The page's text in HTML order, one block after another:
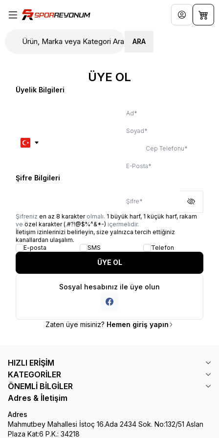
ARA
Hesabım
ÜYE OL
Üyelik Bilgileri
Ad*
Soyad*
Cep Telefonu*
E-Posta*
Şifre Bilgileri
Şifre*
Şifreniz en az 8 karakterolmalı. 1 büyük harf, 1 küçük harf, rakam
ve özel karakter (.#?!@$%^&*-) içermelidir.
İletişim izinlerinizi belirleyin, size yalnızca tercih ettiğiniz
kanallardan ulaşalım.
E-posta
SMS Telefon
ÜYE OL
Sosyal hesabınız ile üye olun
Zaten üye misiniz? Hemen giriş yapın
HIZLI ERİŞİM
KATEGORİLER
ÖNEMLİ BİLGİLER
Adres & İletişim
Adres
Mahmutbey Mahallesi İstoç 16.Ada 2434 Sok. No:132/51 Aslan
Plaza Kat:6 P.K.: 34218